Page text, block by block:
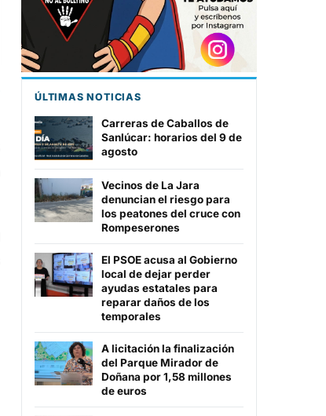
ÚLTIMAS NOTICIAS
Carreras de Caballos de
Sanlúcar: horarios del 9 de
agosto
Vecinos de La Jara
denuncian el riesgo para
los peatones del cruce con
Rompeserones
El PSOE acusa al Gobierno
local de dejar perder
ayudas estatales para
reparar daños de los
temporales
A licitación la finalización
del Parque Mirador de
Doñana por 1,58 millones
de euros